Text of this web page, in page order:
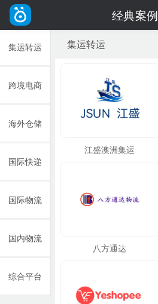
经典案例
集运转运
跨境电商
海外仓储
国际快递
国际物流
国内物流
综合平台
集运转运
江盛澳洲集运
八方通达